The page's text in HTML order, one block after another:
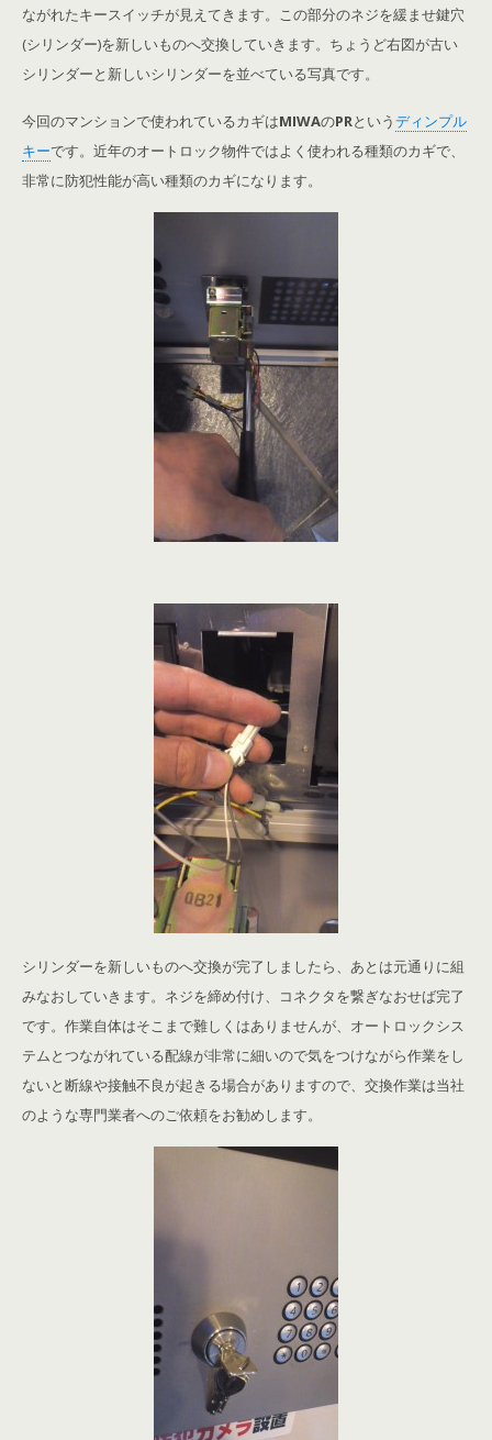
ながれたキースイッチが見えてきます。この部分のネジを緩ませ鍵穴
(シリンダー)を新しいものへ交換していきます。ちょうど右図が古い
シリンダーと新しいシリンダーを並べている写真です。
今回のマンションで使われているカギはMIWAのPRというディンプル
キーです。近年のオートロック物件ではよく使われる種類のカギで、
非常に防犯性能が高い種類のカギになります。
シリンダーを新しいものへ交換が完了しましたら、あとは元通りに組
みなおしていきます。ネジを締め付け、コネクタを繋ぎなおせば完了
です。作業自体はそこまで難しくはありませんが、オートロックシス
テムとつながれている配線が非常に細いので気をつけながら作業をし
ないと断線や接触不良が起きる場合がありますので、交換作業は当社
のような専門業者へのご依頼をお勧めします。